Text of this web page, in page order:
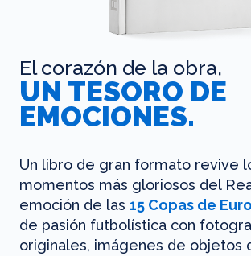
El corazón de la obra,
UN TESORO DE
EMOCIONES.
Un libro de gran formato revive
momentos más gloriosos del
emoción de las 15 Copas de
de pasión futbolística con
originales, imágenes de objetos